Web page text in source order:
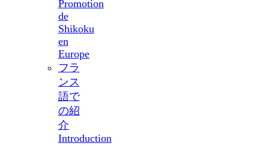
Promotion
de
Shikoku
en
Europe
フラ
ンス
語で
の紹
介
Introduction